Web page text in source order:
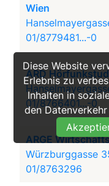
Diese Website
Erlebnis zu
Inhalten in
den
Wien
01/8779481...-0
ARD
01/8766401...-0
ARGE
Würzburggasse
01/8763296